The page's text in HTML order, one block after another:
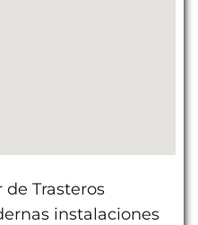
de Trasteros
instalaciones